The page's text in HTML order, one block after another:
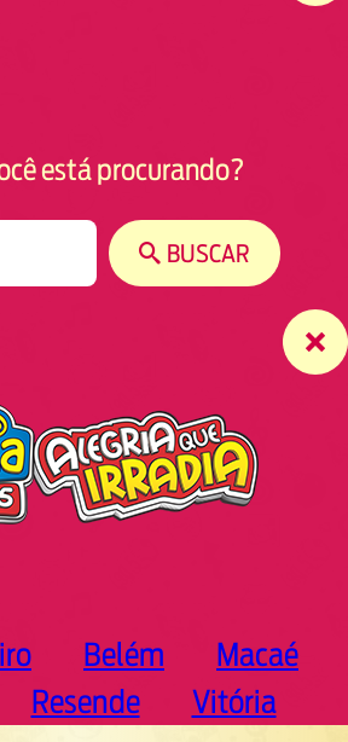
está procurando?
BUSCAR
Belém
Macaé
Resende Vitória